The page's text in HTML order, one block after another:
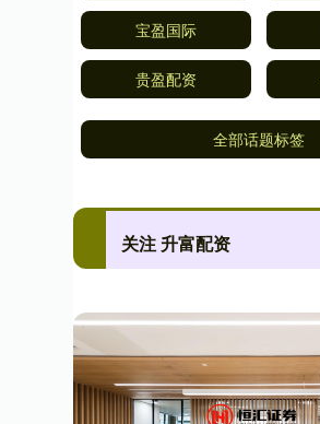
宝盈国际
贵盈配资
全部话题标签
关注 升富配资